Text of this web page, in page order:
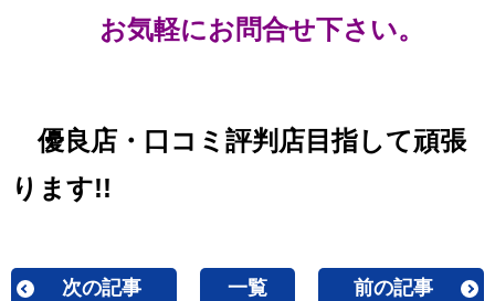
お気軽にお問合せ下さい。
優良店・口コミ評判店目指して頑張
ります!!
次の記事 一覧 前の記事